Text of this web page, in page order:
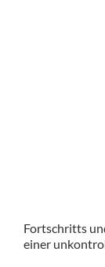
Fortschritts
einer